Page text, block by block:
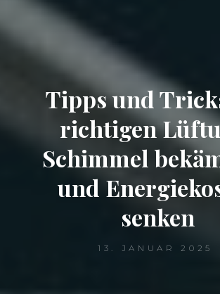
Tipps und
richtigen
Schimmel
und
senken
13. JANUAR 2025